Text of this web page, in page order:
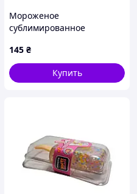
Мороженое
сублимированное
145 ₴
Купить